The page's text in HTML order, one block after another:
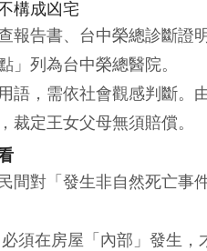
構成凶宅
報告書、台中榮總診斷證
」列為台中榮總醫院。
語，需依社會觀感判斷。
裁定王女父母無須賠償。
間對「發生非自然死亡
須在房屋「內部」發生